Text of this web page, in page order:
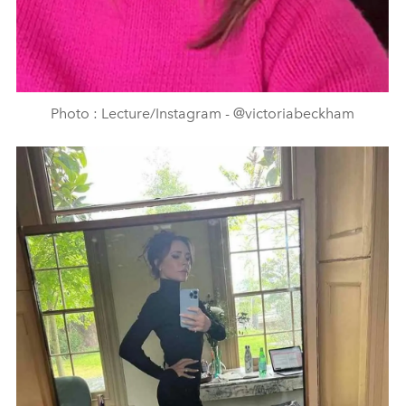
Photo : Lecture/Instagram - @victoriabeckham